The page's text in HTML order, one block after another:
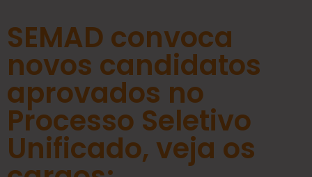
SEMAD convoca
novos candidatos
aprovados no
Processo Seletivo
Unificado, veja os